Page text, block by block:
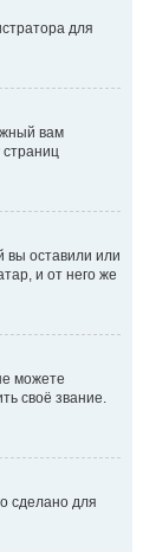
для
вам
страниц
вы оставили или
и от него же
можете
своё звание.
сделано для